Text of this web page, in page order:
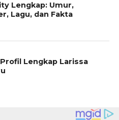
Lengkap: Umur,
Lagu, dan Fakta
Lengkap Larissa